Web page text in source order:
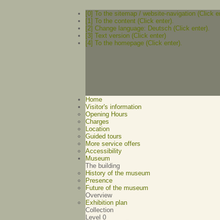
[0] To the sitemap / website-navigation (Click
[1] To the content (Click enter).
[2] Change language: Deutsch (Click enter).
[3] Text version (Click enter)
[4] To the homepage (Click enter).
Home
Visitor's information
Opening Hours
Charges
Location
Guided tours
More service offers
Accessibility
Museum
The building
History of the museum
Presence
Future of the museum
Overview
Exhibition plan
Collection
Level 0